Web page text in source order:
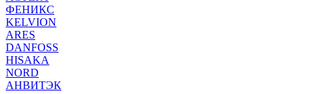
ФЕНИКС
KELVION
ARES
DANFOSS
HISAKA
NORD
АНВИТЭК